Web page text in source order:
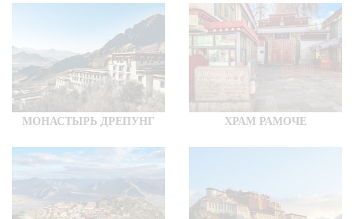
МОНАСТЫРЬ ДРЕПУНГ ХРАМ РАМОЧЕ